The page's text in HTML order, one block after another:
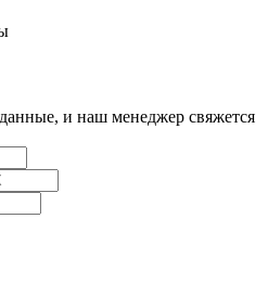
и наш менеджер свяжется